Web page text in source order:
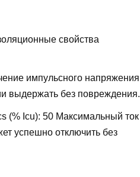
свойства
импульсного напряжения
выдержать без повреждения.
(% Icu): 50 Максимальный ток
успешно отключить без